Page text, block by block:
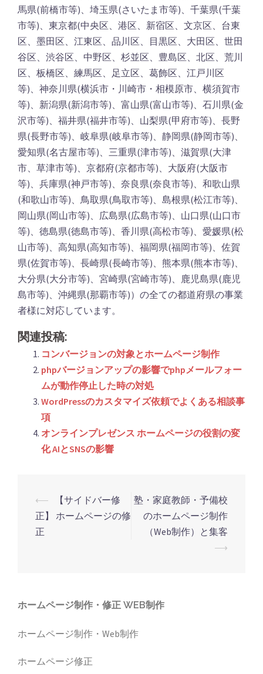
馬県(前橋市等)、埼玉県(さいたま市等)、千葉県(千葉
市等)、東京都(中央区、港区、新宿区、文京区、台東
区、墨田区、江東区、品川区、目黒区、大田区、世田
谷区、渋谷区、中野区、杉並区、豊島区、北区、荒川
区、板橋区、練馬区、足立区、葛飾区、江戸川区
等)、神奈川県(横浜市・川崎市・相模原市、横須賀市
等)、新潟県(新潟市等)、富山県(富山市等)、石川県(金
沢市等)、福井県(福井市等)、山梨県(甲府市等)、長野
県(長野市等)、岐阜県(岐阜市等)、静岡県(静岡市等)、
愛知県(名古屋市等)、三重県(津市等)、滋賀県(大津
市、草津市等)、京都府(京都市等)、大阪府(大阪市
等)、兵庫県(神戸市等)、奈良県(奈良市等)、和歌山県
(和歌山市等)、鳥取県(鳥取市等)、島根県(松江市等)、
岡山県(岡山市等)、広島県(広島市等)、山口県(山口市
等)、徳島県(徳島市等)、香川県(高松市等)、愛媛県(松
山市等)、高知県(高知市等)、福岡県(福岡市等)、佐賀
県(佐賀市等)、長崎県(長崎市等)、熊本県(熊本市等)、
大分県(大分市等)、宮崎県(宮崎市等)、鹿児島県(鹿児
島市等)、沖縄県(那覇市等)）の全ての都道府県の事業
者様に対応しています。
関連投稿:
コンバージョンの対象とホームページ制作
phpバージョンアップの影響でphpメールフォー
ムが動作停止した時の対処
WordPressのカスタマイズ依頼でよくある相談事
項
オンラインプレゼンス ホームページの役割の変
化 AIとSNSの影響
投
稿
ナ
シ
ン
⟵
【サイドバー修
正】 ホームページの修
正
塾・家庭教師・予備校
のホームページ制作
（Web制作）と集客
⟶
ホームページ制作・修正 WEB制作
ホームページ制作・Web制作
ホームページ修正